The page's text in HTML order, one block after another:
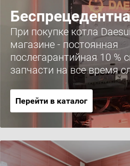
При покупке котла
магазине - постоянная
послегарантийная 10 %
запчасти на все время
Перейти в каталог